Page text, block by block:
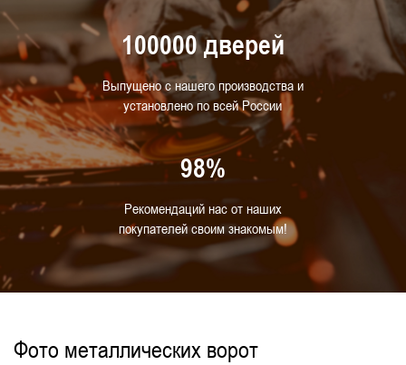
100000 дверей
Выпущено с нашего производства и
установлено по всей России
98%
Рекомендаций нас от наших
покупателей своим знакомым!
Фото металлических ворот